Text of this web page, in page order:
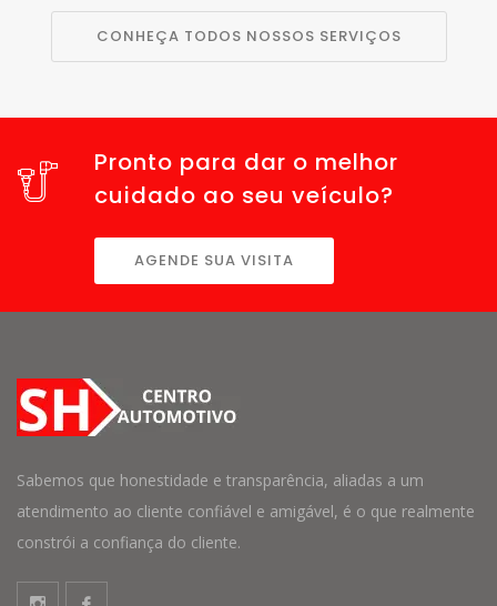
CONHEÇA TODOS NOSSOS SERVIÇOS
Pronto para dar o melhor
cuidado ao seu veículo?
AGENDE SUA VISITA
Sabemos que honestidade e transparência, aliadas a um
atendimento ao cliente confiável e amigável, é o que realmente
constrói a confiança do cliente.